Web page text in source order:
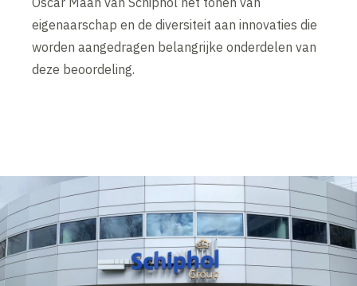
eigenaarschap en de diversiteit aan innovaties die
worden aangedragen belangrijke onderdelen van
deze beoordeling.
Wijzig cookie instellingen